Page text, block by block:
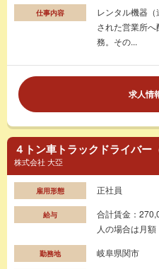
仕事内容
レンタル機器
された営業所
務。その...
求人情
４トン車トラックドライバー
株式会社 大亞
雇用形態 正社員
給与
合計賃金：
人の場合は月
勤務地 岐阜県関市